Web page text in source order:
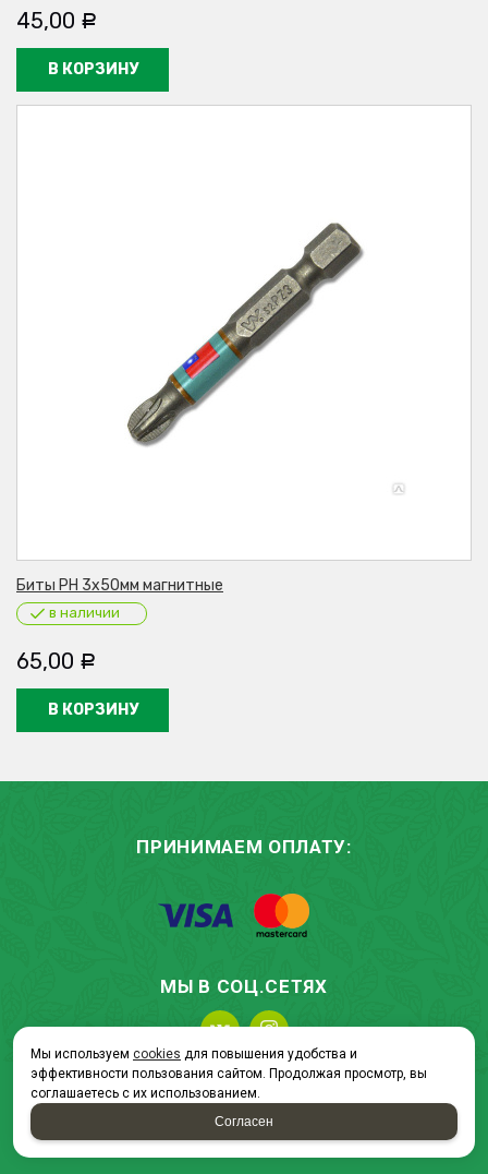
45,00 Р
В КОРЗИНУ
Биты PH 3х50мм магнитные
в наличии
65,00 Р
В КОРЗИНУ
ПРИНИМАЕМ ОПЛАТУ:
МЫ В СОЦ.СЕТЯХ
2026 © “ЗД ОПТ - товары для дома и сада”
Политика конфиденциальности|Карта сайта
Мы используем cookies для повышения удобства и
эффективности пользования сайтом. Продолжая просмотр, вы
соглашаетесь с их использованием.
Согласен